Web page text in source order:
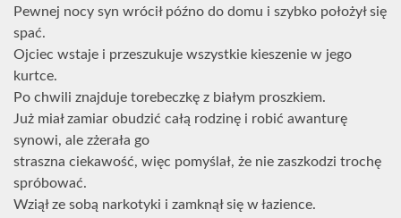
Pewnej nocy syn wrócił późno do domu i szybko położył się
spać.
Ojciec wstaje i przeszukuje wszystkie kieszenie w jego
kurtce.
Po chwili znajduje torebeczkę z białym proszkiem.
Już miał zamiar obudzić całą rodzinę i robić awanturę
synowi, ale zżerała go
straszna ciekawość, więc pomyślał, że nie zaszkodzi trochę
spróbować.
Wziął ze sobą narkotyki i zamknął się w łazience.